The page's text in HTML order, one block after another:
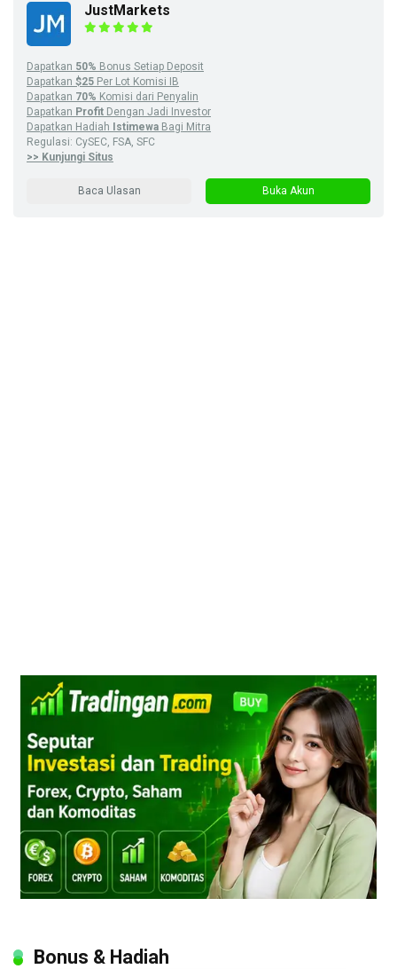
JustMarkets
Dapatkan 50% Bonus Setiap Deposit
Dapatkan $25 Per Lot Komisi IB
Dapatkan 70% Komisi dari Penyalin
Dapatkan Profit Dengan Jadi Investor
Dapatkan Hadiah Istimewa Bagi Mitra
Regulasi: CySEC, FSA, SFC
>> Kunjungi Situs
Baca Ulasan Buka Akun
Bonus & Hadiah